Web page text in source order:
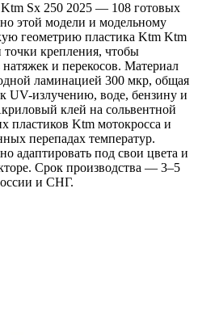
Sx 250 2025 — 108 готовых
этой модели и модельному
геометрию пластика Ktm Ktm
точки крепления, чтобы
и перекосов. Материал
ламинацией 300 мкр, общая
UV-излучению, воде, бензину и
клей на сольвентной
пластиков Ktm мотокросса и
перепадах температур.
адаптировать под свои цвета и
Срок производства — 3–5
и СНГ.